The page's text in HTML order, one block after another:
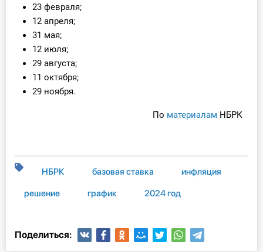
Интернет-магазин
О Системе
Обучение
Тарифы
23 февраля;
12 апреля;
31 мая;
12 июля;
29 августа;
11 октября;
29 ноября.
По материалам НБРК
НБРК базовая ставка инфляция
решение график 2024 год
Поделиться: